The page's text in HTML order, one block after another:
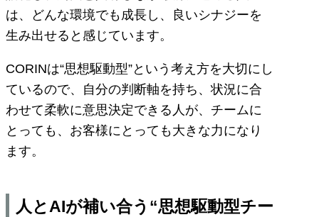
は、どんな環境でも成長し、良いシナジーを
生み出せると感じています。
CORINは“思想駆動型”という考え方を大切にし
ているので、自分の判断軸を持ち、状況に合
わせて柔軟に意思決定できる人が、チームに
とっても、お客様にとっても大きな力になり
ます。
人とAIが補い合う“思想駆動型チー